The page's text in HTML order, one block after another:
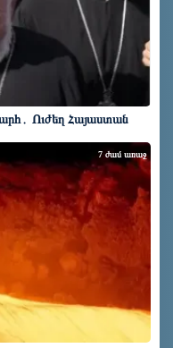
Ուժեղ Հայաստան
7 ժամ առաջ